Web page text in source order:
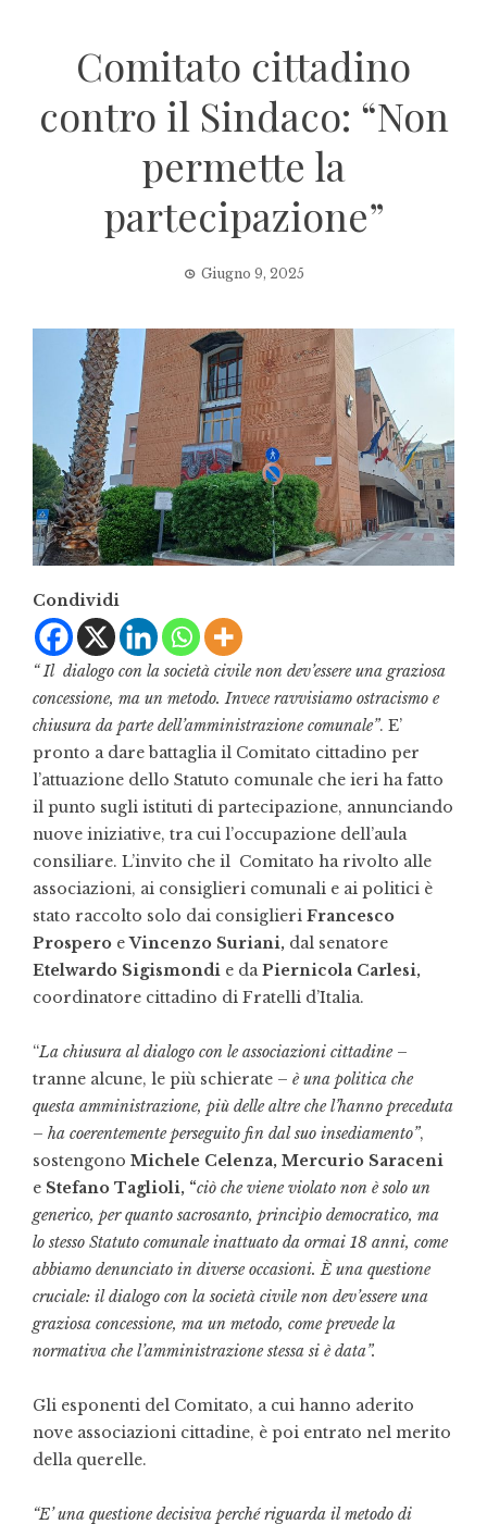
Comitato cittadino
contro il Sindaco: “Non
permette la
partecipazione”
Giugno 9, 2025
Condividi
“ Il dialogo con la società civile non dev’essere una graziosa
concessione, ma un metodo. Invece ravvisiamo ostracismo e
chiusura da parte dell’amministrazione comunale”. E’
pronto a dare battaglia il Comitato cittadino per
l’attuazione dello Statuto comunale che ieri ha fatto
il punto sugli istituti di partecipazione, annunciando
nuove iniziative, tra cui l’occupazione dell’aula
consiliare. L’invito che il Comitato ha rivolto alle
associazioni, ai consiglieri comunali e ai politici è
stato raccolto solo dai consiglieri Francesco
Prospero eVincenzo Suriani, dal senatore
Etelwardo Sigismondi e daPiernicola Carlesi,
coordinatore cittadino di Fratelli d’Italia.
“La chiusura al dialogo con le associazioni cittadine–
tranne alcune, le più schierate – è una politica che
questa amministrazione, più delle altre che l’hanno preceduta
– ha coerentemente perseguito fin dal suo insediamento”,
sostengono Michele Celenza, Mercurio Saraceni
e Stefano Taglioli, “ciò che viene violato non è solo un
generico, per quanto sacrosanto, principio democratico, ma
lo stesso Statuto comunale inattuato da ormai 18 anni, come
abbiamo denunciato in diverse occasioni. È una questione
cruciale: il dialogo con la società civile non dev’essere una
graziosa concessione, ma un metodo, come prevede la
normativa che l’amministrazione stessa si è data”.
Gli esponenti del Comitato, a cui hanno aderito
nove associazioni cittadine, è poi entrato nel merito
della querelle.
“E’ una questione decisiva perché riguarda il metodo di